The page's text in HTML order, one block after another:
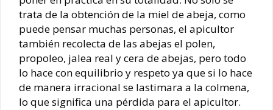
trata de la obtención de la miel de abeja, como
puede pensar muchas personas, el apicultor
también recolecta de las abejas el polen,
propoleo, jalea real y cera de abejas, pero todo
lo hace con equilibrio y respeto ya que si lo hace
de manera irracional se lastimara a la colmena,
lo que significa una pérdida para el apicultor.